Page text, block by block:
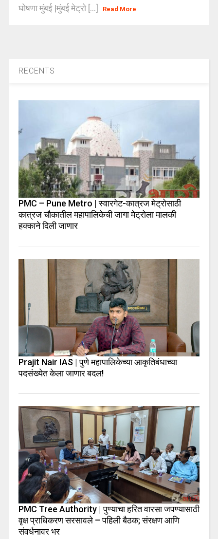
घोषणा मुंबई |मुंबई मेट्रो [...]
Read More
RECENTS
PMC – Pune Metro | स्वारगेट-कात्रज मेट्रोसाठी
कात्रज चौकातील महापालिकेची जागा मेट्रोला मालकी
हक्काने दिली जाणार
Prajit Nair IAS | पुणे महापालिकेच्या आकृतिबंधाच्या
पदसंख्येत केला जाणार बदल!
PMC Tree Authority | पुण्याचा हरित वारसा जपण्यासाठी
वृक्ष प्राधिकरण सरसावले – पहिली बैठक; संरक्षण आणि
संवर्धनावर भर